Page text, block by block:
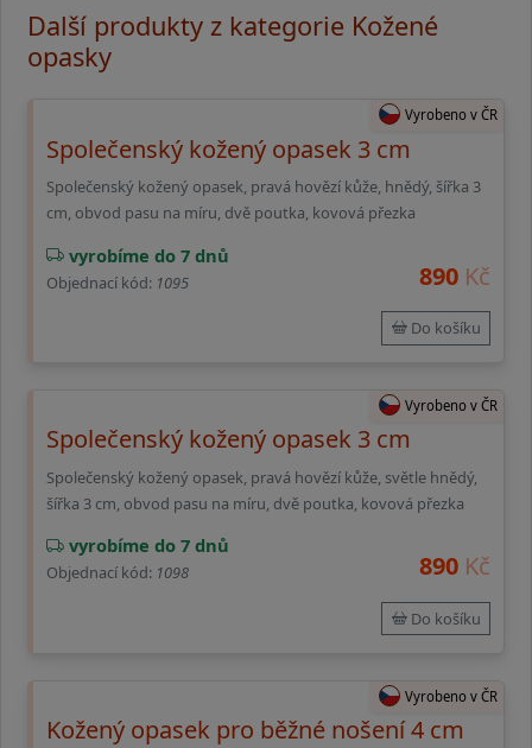
Další produkty z kategorie Kožené
opasky
Vyrobeno v ČR
Společenský kožený opasek 3 cm
Společenský kožený opasek, pravá hovězí kůže, hnědý, šířka 3
cm, obvod pasu na míru, dvě poutka, kovová přezka
vyrobíme do 7 dnů
Objednací kód: 1095 890 Kč
Do košíku
Vyrobeno v ČR
Společenský kožený opasek 3 cm
Společenský kožený opasek, pravá hovězí kůže, světle hnědý,
šířka 3 cm, obvod pasu na míru, dvě poutka, kovová přezka
vyrobíme do 7 dnů
Objednací kód: 1098 890 Kč
Do košíku
Vyrobeno v ČR
Kožený opasek pro běžné nošení 4 cm